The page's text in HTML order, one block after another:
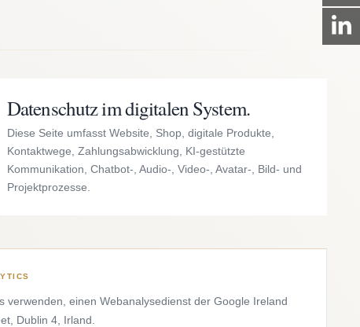
Datenschutz im digitalen System.
Diese Seite umfasst Website, Shop, digitale Produkte,
Kontaktwege, Zahlungsabwicklung, KI-gestützte
Kommunikation, Chatbot-, Audio-, Video-, Avatar-, Bild- und
Projektprozesse.
verwenden, einen Webanalysedienst der Google Ireland
Dublin 4, Irland.